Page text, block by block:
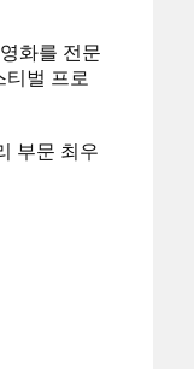
화를 전문
티벌 프로
부문 최우